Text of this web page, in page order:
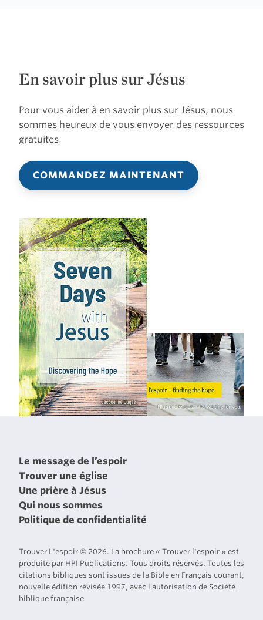
En savoir plus sur Jésus
Pour vous aider à en savoir plus sur Jésus, nous
sommes heureux de vous envoyer des ressources
gratuites.
COMMANDEZ MAINTENANT
Le message de l’espoir
Trouver une église
Une prière à Jésus
Qui nous sommes
Politique de confidentialité
Trouver L'espoir © 2026. La brochure « Trouver l'espoir » est
produite par HPI Publications. Tous droits réservés. Toutes les
citations bibliques sont issues de la Bible en Français courant,
nouvelle édition révisée 1997, avec l’autorisation de Société
biblique française